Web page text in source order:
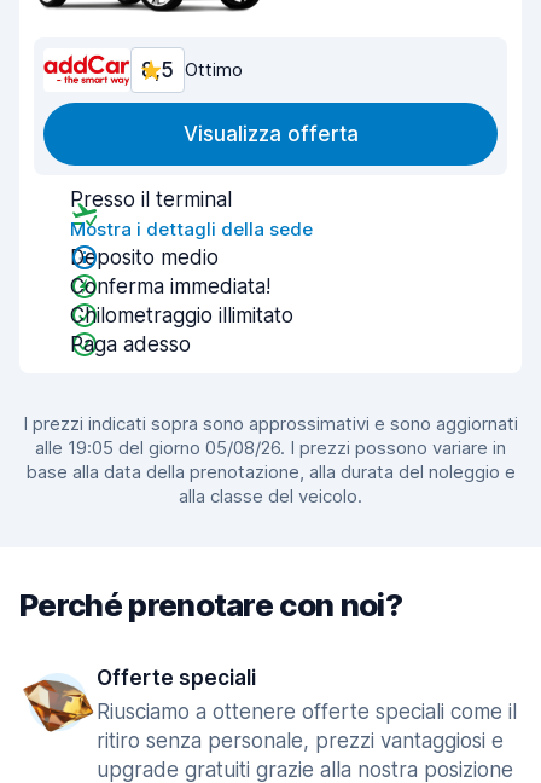
8,5 Ottimo
Visualizza offerta
Presso il terminal
Mostra i dettagli della sede
Deposito medio
Conferma immediata!
Chilometraggio illimitato
Paga adesso
I prezzi indicati sopra sono approssimativi e sono aggiornati
alle 19:05 del giorno 05/08/26. I prezzi possono variare in
base alla data della prenotazione, alla durata del noleggio e
alla classe del veicolo.
Perché prenotare con noi?
Offerte speciali
Riusciamo a ottenere offerte speciali come il
ritiro senza personale, prezzi vantaggiosi e
upgrade gratuiti grazie alla nostra posizione